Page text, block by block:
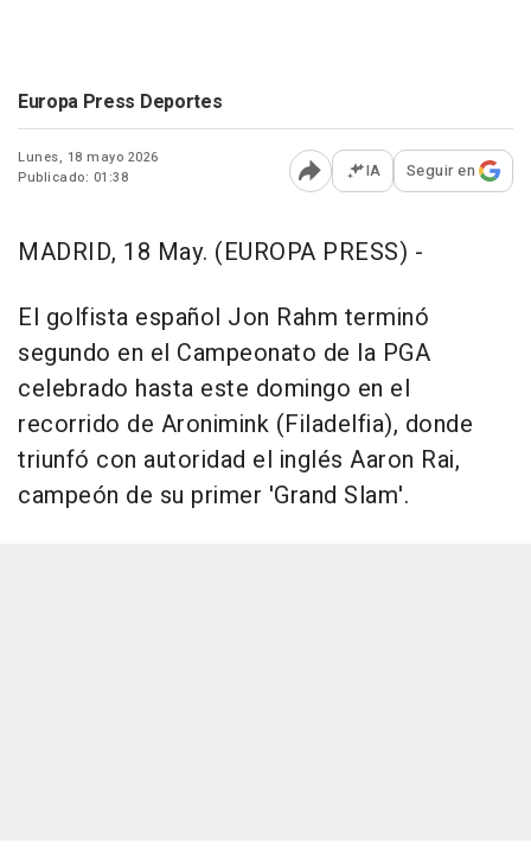
Europa Press Deportes
Lunes, 18 mayo 2026
Publicado: 01:38
Abrir opciones para
IA Seguir en
MADRID, 18 May. (EUROPA PRESS) -
El golfista español Jon Rahm terminó
segundo en el Campeonato de la PGA
celebrado hasta este domingo en el
recorrido de Aronimink (Filadelfia), donde
triunfó con autoridad el inglés Aaron Rai,
campeón de su primer 'Grand Slam'.